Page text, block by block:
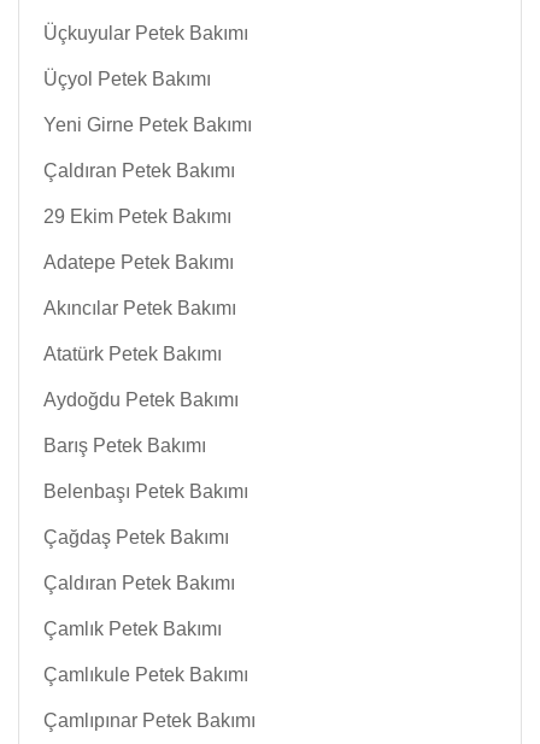
Üçkuyular Petek Bakımı
Üçyol Petek Bakımı
Yeni Girne Petek Bakımı
Çaldıran Petek Bakımı
29 Ekim Petek Bakımı
Adatepe Petek Bakımı
Akıncılar Petek Bakımı
Atatürk Petek Bakımı
Aydoğdu Petek Bakımı
Barış Petek Bakımı
Belenbaşı Petek Bakımı
Çağdaş Petek Bakımı
Çaldıran Petek Bakımı
Çamlık Petek Bakımı
Çamlıkule Petek Bakımı
Çamlıpınar Petek Bakımı